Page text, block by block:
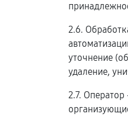
2.6.
уточнение
удаление,
2.7.